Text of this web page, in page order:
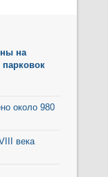
на
около 980
века